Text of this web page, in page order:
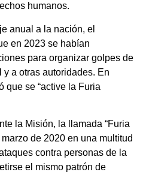
humanos.
anual a la nación, el
en 2023 se habían
para organizar golpes de
a otras autoridades. En
que se “active la Furia
la Misión, la llamada “Furia
de 2020 en una multitud
contra personas de la
el mismo patrón de